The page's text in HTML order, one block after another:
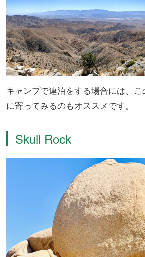
キャンプで連泊をする場合には、
に寄ってみるのもオススメです。
Skull Rock